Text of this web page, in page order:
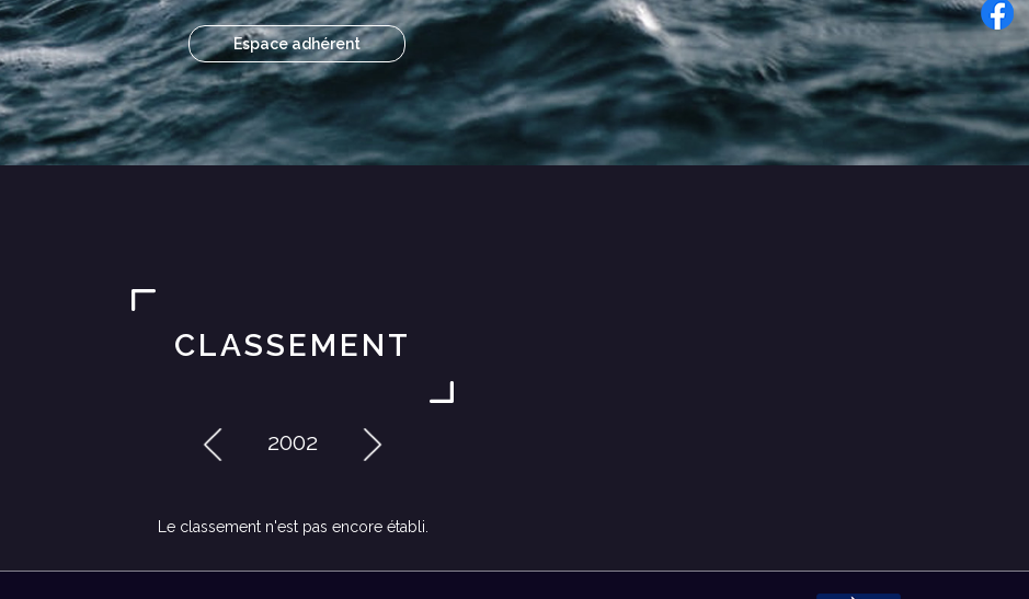
Espace adhérent
CLASSEMENT
2002
Le classement n'est pas encore établi.